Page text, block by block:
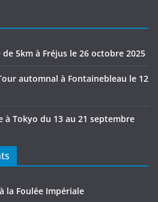
5km à Fréjus le 26 octobre 2025
automnal à Fontainebleau le 12
Tokyo du 13 au 21 septembre
la Foulée Impériale